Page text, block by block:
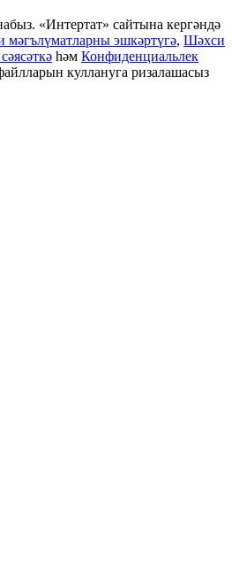
«Интертат» сайтына кергәндә
мәгълүматларны эшкәртүгә, Шәхси
һәм Конфиденциальлек
куллануга ризалашасыз